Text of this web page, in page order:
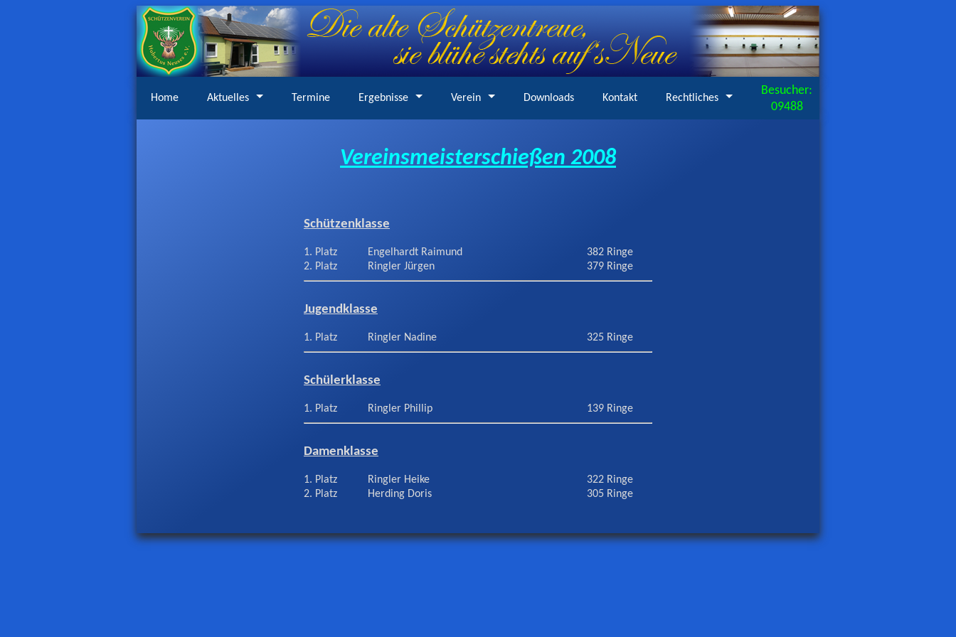
Home Aktuelles Termine Ergebnisse Verein Downloads Kontakt Rechtliches
Besucher:
09488
Vereinsmeisterschießen 2008
Schützenklasse
1. Platz Engelhardt Raimund
382 Ringe
2. Platz
Ringler Jürgen 379 Ringe
Jugendklasse
1. Platz Ringler Nadine 325 Ringe
Schülerklasse
1. Platz Ringler Phillip 139 Ringe
Damenklasse
1. Platz Ringler Heike
322 Ringe
2. Platz
Herding Doris 305 Ringe